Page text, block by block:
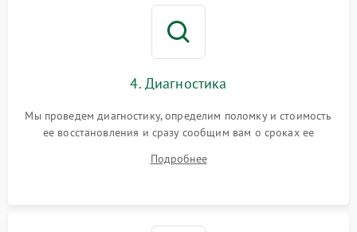
4. Диагностика
Мы проведем диагностику, определим поломку и стоимость
ее восстановления и сразу сообщим вам о сроках ее
Подробнее